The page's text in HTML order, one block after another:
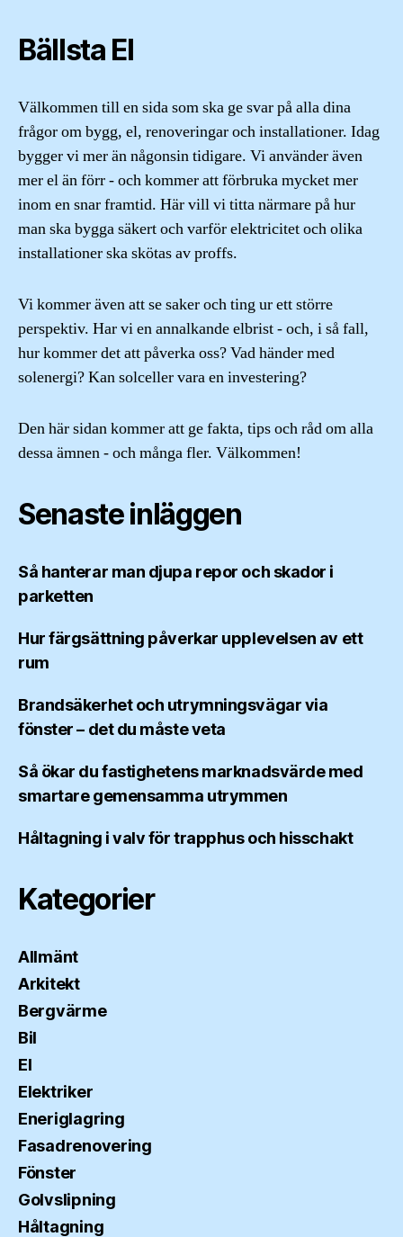
Bällsta El
Välkommen till en sida som ska ge svar på alla dina
frågor om bygg, el, renoveringar och installationer. Idag
bygger vi mer än någonsin tidigare. Vi använder även
mer el än förr - och kommer att förbruka mycket mer
inom en snar framtid. Här vill vi titta närmare på hur
man ska bygga säkert och varför elektricitet och olika
installationer ska skötas av proffs.
Vi kommer även att se saker och ting ur ett större
perspektiv. Har vi en annalkande elbrist - och, i så fall,
hur kommer det att påverka oss? Vad händer med
solenergi? Kan solceller vara en investering?
Den här sidan kommer att ge fakta, tips och råd om alla
dessa ämnen - och många fler. Välkommen!
Senaste inläggen
Så hanterar man djupa repor och skador i
parketten
Hur färgsättning påverkar upplevelsen av ett
rum
Brandsäkerhet och utrymningsvägar via
fönster – det du måste veta
Så ökar du fastighetens marknadsvärde med
smartare gemensamma utrymmen
Håltagning i valv för trapphus och hisschakt
Kategorier
Allmänt
Arkitekt
Bergvärme
Bil
El
Elektriker
Eneriglagring
Fasadrenovering
Fönster
Golvslipning
Håltagning